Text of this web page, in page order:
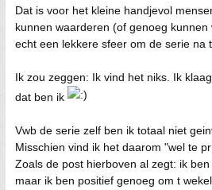
Dat is voor het kleine handjevol
kunnen waarderen (of genoeg
echt een lekkere sfeer om de serie na
Ik zou zeggen: Ik vind het niks. Ik
dat ben ik
Vwb de serie zelf ben ik totaal niet
Misschien vind ik het daarom "wel te
Zoals de post hierboven al zegt: ik ben
maar ik ben positief genoeg om t